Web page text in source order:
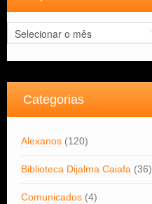
Arquivos
Categorias
Alexanos (120)
Biblioteca Dijalma Caiafa (36)
Comunicados (4)